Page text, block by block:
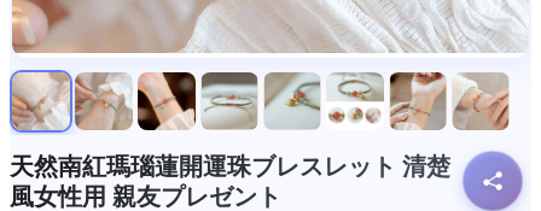
天然南紅瑪瑙蓮開運珠ブレスレット 清楚
風女性用 親友プレゼント